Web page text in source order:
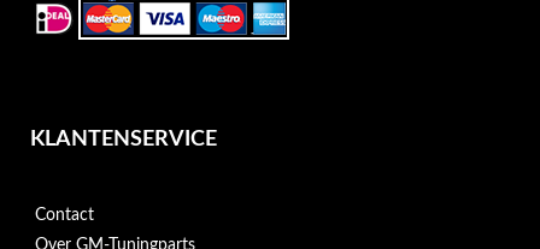
KLANTENSERVICE
Contact
Over GM-Tuningparts